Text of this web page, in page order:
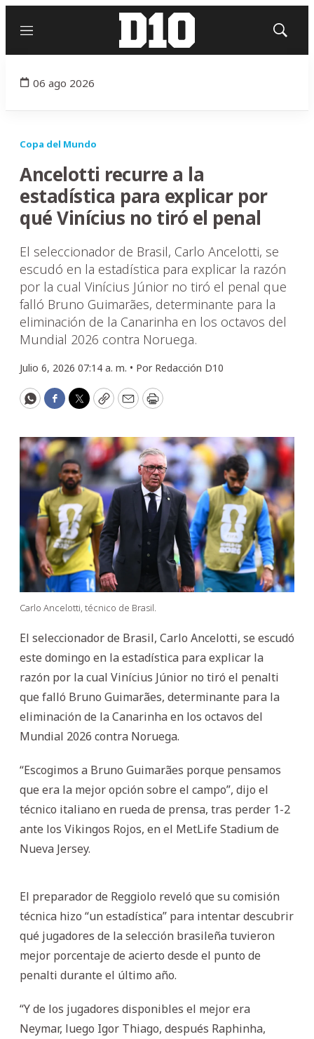
Menú
Mostrar
06 ago 2026
Copa del Mundo
Ancelotti recurre a la
estadística para explicar por
qué Vinícius no tiró el penal
El seleccionador de Brasil, Carlo Ancelotti, se
escudó en la estadística para explicar la razón
por la cual Vinícius Júnior no tiró el penal que
falló Bruno Guimarães, determinante para la
eliminación de la Canarinha en los octavos del
Mundial 2026 contra Noruega.
Julio 6, 2026 07:14 a. m. • Por Redacción D10
WhatsApp
Facebook
Twitter
CopyEmailPrint
Carlo Ancelotti, técnico de Brasil.
El seleccionador de Brasil, Carlo Ancelotti, se escudó
este domingo en la estadística para explicar la
razón por la cual Vinícius Júnior no tiró el penalti
que falló Bruno Guimarães, determinante para la
eliminación de la Canarinha en los octavos del
Mundial 2026 contra Noruega.
“Escogimos a Bruno Guimarães porque pensamos
que era la mejor opción sobre el campo”, dijo el
técnico italiano en rueda de prensa, tras perder 1-2
ante los Vikingos Rojos, en el MetLife Stadium de
Nueva Jersey.
El preparador de Reggiolo reveló que su comisión
técnica hizo “un estadística” para intentar descubrir
qué jugadores de la selección brasileña tuvieron
mejor porcentaje de acierto desde el punto de
penalti durante el último año.
“Y de los jugadores disponibles el mejor era
Neymar, luego Igor Thiago, después Raphinha,